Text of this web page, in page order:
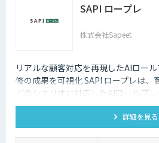
SAPI ロープレ
株式会社Sapeet
リアルな顧客対応を再現したAIロー
修の成果を可視化 SAPI ロープレは、
どのシナリオに対応したAIロールプ
です。 AIアバターとの実践トレーニ
により、新人・中途スタッフの早期
を支援します。
詳細を見る